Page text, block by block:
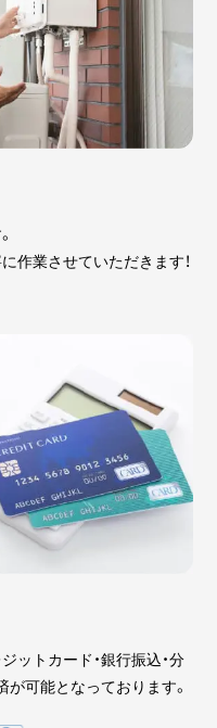
作業させていただきます！
ットカード・銀行振込・分
が可能となっております。